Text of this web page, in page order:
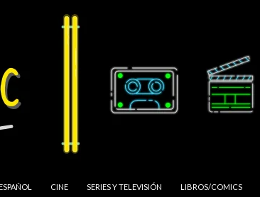
CINE SERIES Y TELEVISIÓN LIBROS/COMICS